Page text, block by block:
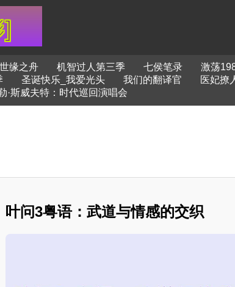
世缘之舟 机智过人第三季 七侯笔录 激荡
圣诞快乐_我爱光头 我们的翻译官 医妃撩
·斯威夫特：时代巡回演唱会
叶问3粤语：武道与情感的交织